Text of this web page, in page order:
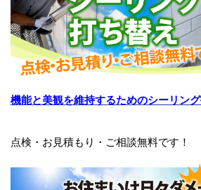
機能と美観を維持するためのシーリング
点検・お見積もり・ご相談無料です！